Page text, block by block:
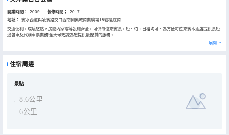
開業時間： 2009 装修時間； 2017
地址：
賓水西道與凌賓路交口西南側奧城商業廣場18號樓底商
交通便利，環境悠然，房間內家電等設施齊全，可供每位來賓長，短、時、日租均可、為方便每位來賓本酒店提供長短
途包車及代購車票業務!全天候竭誠為您提供最優質的服務。
展開
住宿周邊
景點
8.6公里
6公里